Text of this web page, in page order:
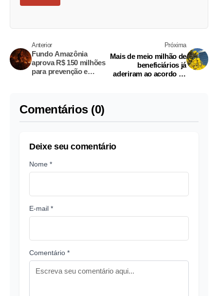
Anterior
Fundo Amazônia
aprova R$ 150 milhões
para prevenção e
Próxima
Mais de meio milhão de
beneficiários já
aderiram ao acordo de
Comentários (0)
Deixe seu comentário
Nome *
E-mail *
Comentário *